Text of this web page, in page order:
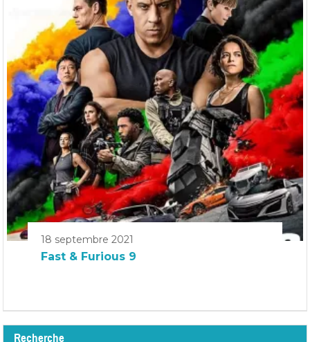
18 septembre 2021
Fast & Furious 9
Recherche